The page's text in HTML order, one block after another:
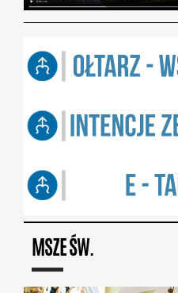
MSZE ŚW.